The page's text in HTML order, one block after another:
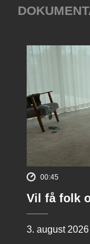
00:45
Vil få folk
3. august 2026